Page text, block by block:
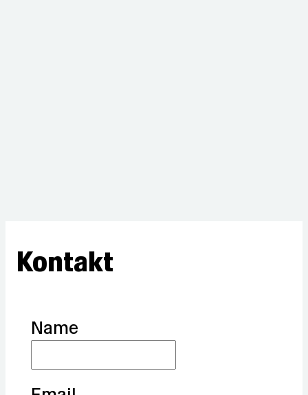
Kontakt
Name